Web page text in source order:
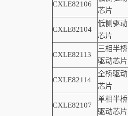
CXLE82106
芯片
CXLE82104
低侧驱动
芯片
CXLE82113
三相半桥
驱动芯片
CXLE82114
全桥驱动
芯片
CXLE82107
单相半桥
驱动芯片